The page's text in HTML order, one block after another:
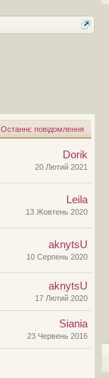
Останнє повідомлення
Dorik
20 Лютий 2021
Leila
13 Жовтень 2020
aknytsU
10 Серпень 2020
aknytsU
17 Лютий 2020
Siania
23 Червень 2016